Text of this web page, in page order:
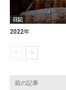
日記
2022年
前の記事